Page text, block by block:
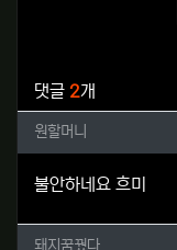
댓글 2개
원할머니님
원할머니
불안하네요 흐미
돼지꿈꿨다